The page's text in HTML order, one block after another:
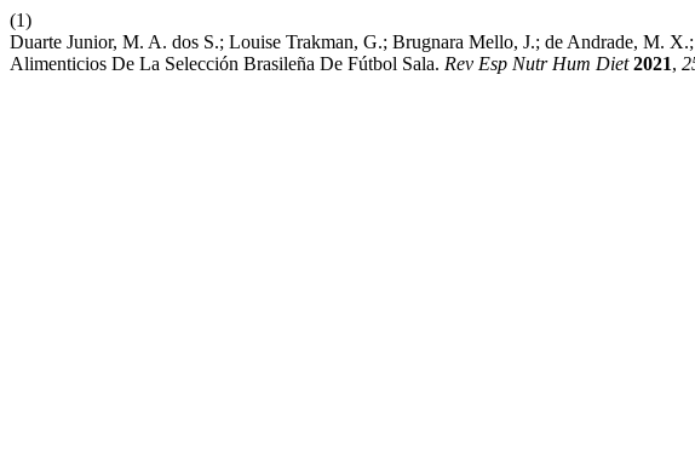
(1)
Duarte Junior, M. A. dos S.; Louise Trakman, G.; Brugnara Mello, J.; de Andrade, M.
Alimenticios De La Selección Brasileña De Fútbol Sala. Rev Esp Nutr Hum Diet 2021,